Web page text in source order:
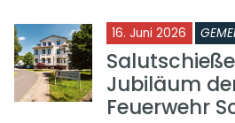
16. Juni 2026
Jubiläum
Feuerwehr